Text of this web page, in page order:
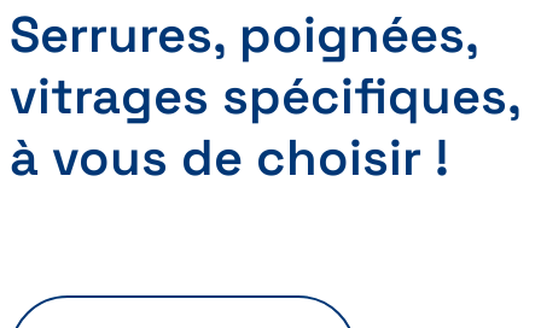
Serrures, poignées,
vitrages spécifiques,
à vous de choisir !